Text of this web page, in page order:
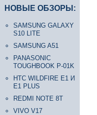
НОВЫЕ ОБЗОРЫ:
SAMSUNG GALAXY
S10 LITE
SAMSUNG A51
PANASONIC
TOUGHBOOK P-01K
HTC WILDFIRE E1 И
E1 PLUS
REDMI NOTE 8T
VIVO V17